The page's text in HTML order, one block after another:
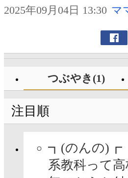
2025年09月04日 13:30 マ
つぶやき(1)
注目順
┓(のんの)┏
系教科って